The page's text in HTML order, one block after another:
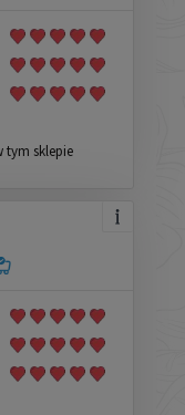
tym sklepie